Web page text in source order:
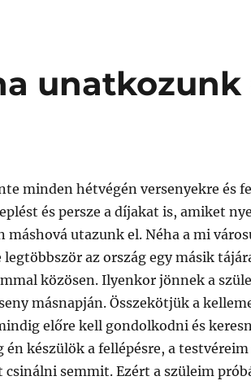
unatkozunk
minden hétvégén versenyekre és
és persze a díjakat is, amiket
utazunk el. Néha a mi
az ország egy másik
közösen. Ilyenkor jönnek a
másnapján. Összekötjük a
előre kell gondolkodni és
készülök a fellépésre, a
semmit. Ezért a szüleim